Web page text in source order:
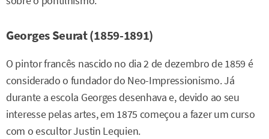
Georges Seurat (1859-1891)
O pintor francês nascido no dia 2 de dezembro de 1859 é
considerado o fundador do Neo-Impressionismo. Já
durante a escola Georges desenhava e, devido ao seu
interesse pelas artes, em 1875 começou a fazer um curso
com o escultor Justin Lequien.